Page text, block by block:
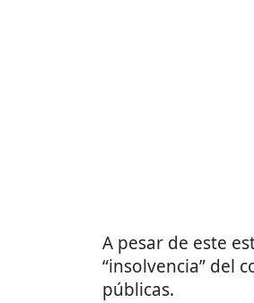
A pesar de este
“insolvencia” del
públicas.